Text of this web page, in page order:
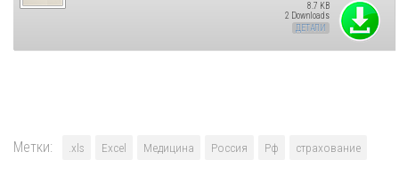
8.7 KB
2 Downloads
ДЕТАЛИ
Метки: .xls Excel Медицина Россия Рф страхование